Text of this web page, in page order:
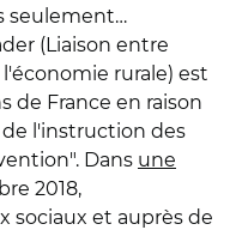
seulement…
(Liaison entre
rurale) est
de France en raison
l'instruction des
Dans une
2018,
sociaux et auprès de